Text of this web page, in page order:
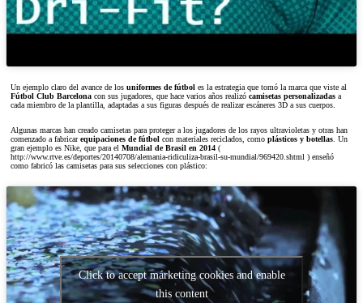
Un ejemplo claro del avance de los uniformes de fútbol es la estrategia que tomó la marca que viste al
Fútbol Club Barcelona con sus jugadores, que hace varios años realizó camisetas personalizadas a
cada miembro de la plantilla, adaptadas a sus figuras después de realizar escáneres 3D a sus cuerpos.
Algunas marcas han creado camisetas para proteger a los jugadores de los rayos ultravioletas y otras han
comenzado a fabricarequipaciones de fútbol con materiales reciclados, como plásticos y botellas . Un
gran ejemplo es Nike, que para el Mundial de Brasil en 2014 (
http://www.rtve.es/deportes/20140708/alemania-ridiculiza-brasil-su-mundial/969420.shtml ) enseñó
como fabricó las camisetas para sus selecciones con plástico:
Click to accept márketing cookies and enable
this content